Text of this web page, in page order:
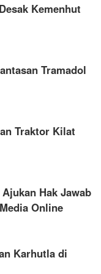
Kemenhut
Tramadol
Traktor Kilat
Hak Jawab
Online
Karhutla di